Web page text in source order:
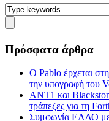
Πρόσφατα άρθρα
Ο Pablo έρχεται
την υπογραφή του
ΑΝΤ1 και
τράπεζες για τη
Συμφωνία ΕΛΔΟ